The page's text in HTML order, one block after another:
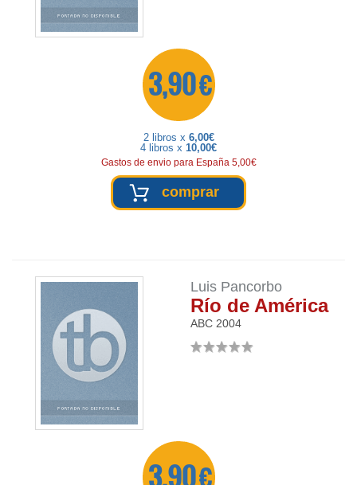
3,90 €
2 libros x 6,00€
4 libros x 10,00€
Gastos de envio para España 5,00€
comprar
Luis Pancorbo
Río de América
ABC 2004
3,90 €